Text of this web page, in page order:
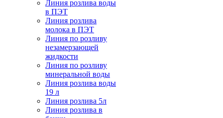
Линия розлива воды
в ПЭТ
Линия розлива
молока в ПЭТ
Линия по розливу
незамерзающей
жидкости
Линия по розливу
минеральной воды
Линия розлива воды
19 л
Линия розлива 5л
Линия розлива в